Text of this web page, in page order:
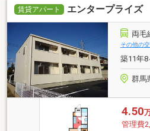
賃貸アパート エンタープライ
両毛
その他の
築11年
群馬
4.50
管理費